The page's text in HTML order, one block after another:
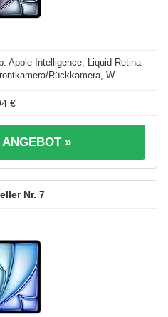
Apple Intelligence, Liquid Retina
Rückkamera, W ...
€
»
7